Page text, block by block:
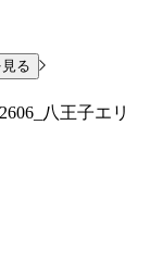
る
八王子エリ